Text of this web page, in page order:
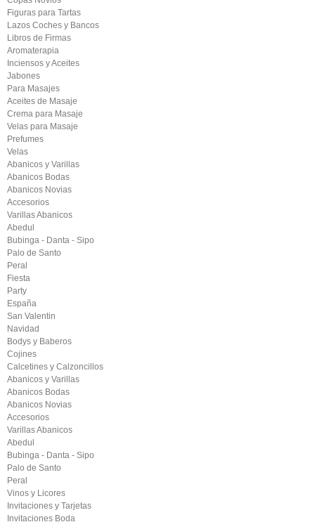
Figuras para Tartas
Lazos Coches y Bancos
Libros de Firmas
Aromaterapia
Inciensos y Aceites
Jabones
Para Masajes
Aceites de Masaje
Crema para Masaje
Velas para Masaje
Prefumes
Velas
Abanicos y Varillas
Abanicos Bodas
Abanicos Novias
Accesorios
Varillas Abanicos
Abedul
Bubinga - Danta - Sipo
Palo de Santo
Peral
Fiesta
Party
España
San Valentin
Navidad
Bodys y Baberos
Cojines
Calcetines y Calzoncillos
Abanicos y Varillas
Abanicos Bodas
Abanicos Novias
Accesorios
Varillas Abanicos
Abedul
Bubinga - Danta - Sipo
Palo de Santo
Peral
Vinos y Licores
Invitaciones y Tarjetas
Invitaciones Boda